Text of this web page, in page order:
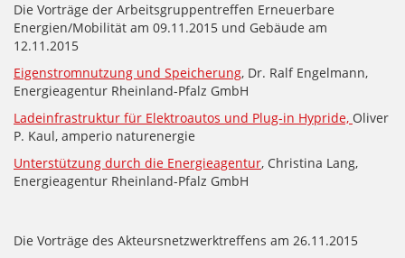
Die Vorträge der Arbeitsgruppentreffen Erneuerbare
Energien/Mobilität am 09.11.2015 und Gebäude am
12.11.2015
Eigenstromnutzung und Speicherung, Dr. Ralf Engelmann,
Energieagentur Rheinland-Pfalz GmbH
Ladeinfrastruktur für Elektroautos und Plug-in Hypride, Oliver
P. Kaul, amperio naturenergie
Unterstützung durch die Energieagentur, Christina Lang,
Energieagentur Rheinland-Pfalz GmbH
Die Vorträge des Akteursnetzwerktreffens am 26.11.2015